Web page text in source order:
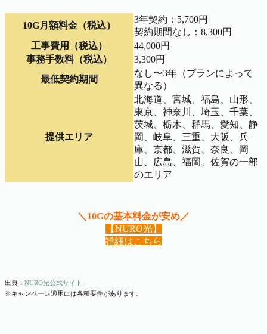
10G月額料金（税込）
3年契約：5,700円
契約期間なし：8,300円
工事費用（税込）
44,000円
事務手数料（税込）
3,300円
最低契約期間
なし〜3年（プランによって
異なる）
提供エリア
北海道、宮城、福島、山形、
東京、神奈川、埼玉、千葉、
茨城、栃木、群馬、愛知、静
岡、岐阜、三重、大阪、兵
庫、京都、滋賀、奈良、岡
山、広島、福岡、佐賀の一部
のエリア
＼10Gの基本料金が安め／
【NURO光】
詳細はこちら
出典： NURO光公式サイト
※キャンペーン適用には各種要件があります。